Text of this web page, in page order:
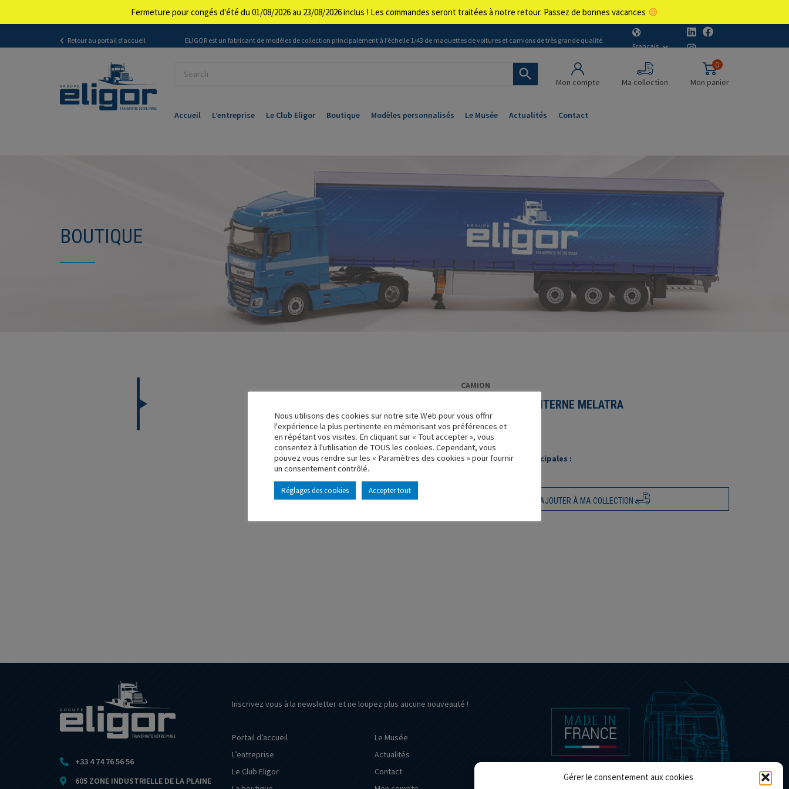
Gérer le consentement aux cookies
Retour au portail d’accueil ELIGOR est un fabricant de modèles de collection principalement à l’échelle 1/43 de maquettes de voitures et camions de très grande qualité.
Français
Mon compte Ma collection
0
Mon panier
Accueil L’entreprise Le Club Eligor Boutique Modèles personnalisés Le Musée Actualités Contact
BOUTIQUE
CAMION
RENAULT R390 CITERNE MELATRA
Réf. : 110655
Rupture de stock
Caractéristique principales :
AJOUTER À MA COLLECTION
+33 4 74 76 56 56
605 ZONE INDUSTRIELLE DE LA PLAINE
Inscrivez vous à la newsletter et ne loupez plus aucune nouveauté !
Portail d’accueil
L’entreprise
Le Club Eligor
Le Musée
Actualités
Contact
Nous utilisons des cookies sur notre site Web pour vous offrir
l'expérience la plus pertinente en mémorisant vos préférences et
en répétant vos visites. En cliquant sur « Tout accepter », vous
consentez à l'utilisation de TOUS les cookies. Cependant, vous
pouvez vous rendre sur les « Paramètres des cookies » pour fournir
un consentement contrôlé.
Réglages des cookies Accepter tout
Fermeture pour congés d'été du 01/08/2026 au 23/08/2026 inclus ! Les commandes seront traitées à notre retour. Passez de bonnes vacances